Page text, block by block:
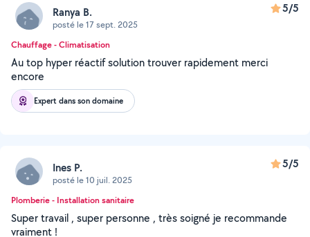
Ranya B.
posté le 17 sept. 2025
5/5
Chauffage - Climatisation
Au top hyper réactif solution trouver rapidement merci
encore
Expert dans son domaine
Ines P.
posté le 10 juil. 2025
5/5
Plomberie - Installation sanitaire
Super travail , super personne , très soigné je recommande
vraiment !